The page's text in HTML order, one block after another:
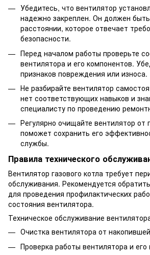
Убедитесь, что вентилятор
надежно закреплен. Он должен
расстоянии, которое отвечает
безопасности.
Перед началом работы проверьте
вентилятора и его компонентов.
признаков повреждения или износа.
Не разбирайте вентилятор
нет соответствующих навыков и
специалисту по проведению
Регулярно очищайте вентилятор от
поможет сохранить его
службы.
Правила технического
Вентилятор газового котла требует
обслуживания. Рекомендуется
для проведения профилактических
состояния вентилятора.
Техническое обслуживание
Очистка вентилятора от
Проверка работы вентилятора и его